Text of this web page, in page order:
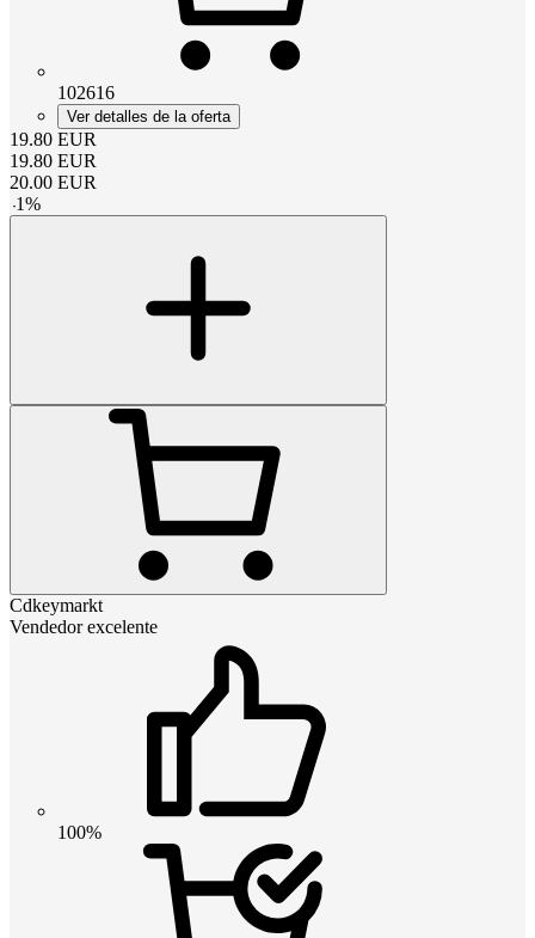
102616
Ver detalles de la oferta
19.80 EUR
19.80 EUR
20.00 EUR
-1%
Cdkeymarkt
Vendedor excelente
100%